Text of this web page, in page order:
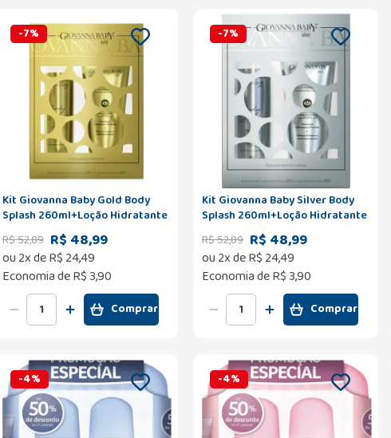
-7%
Kit Giovanna Baby Gold Body
Splash 260ml+Loção Hidratante
200ml
R$52,89 R$ 48,99
ou 2x deR$ 24,49
Economia deR$ 3,90
Comprar
-7%
Kit Giovanna Baby Silver Body
Splash 260ml+Loção Hidratante
200ml
R$52,89 R$ 48,99
ou 2x deR$ 24,49
Economia deR$ 3,90
Comprar
-4% -4%